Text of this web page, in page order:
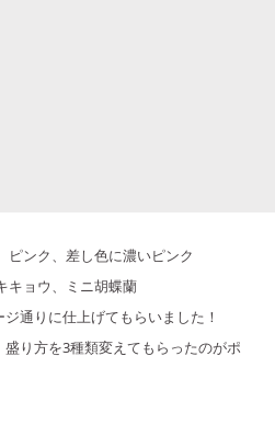
ピンク、差し色に濃いピンク
キョウ、ミニ胡蝶蘭
通りに仕上げてもらいました！
り方を3種類変えてもらったのがポ